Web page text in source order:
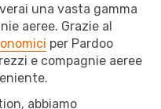
una vasta gamma
aeree. Grazie al
per Pardoo
e compagnie aeree
abbiamo